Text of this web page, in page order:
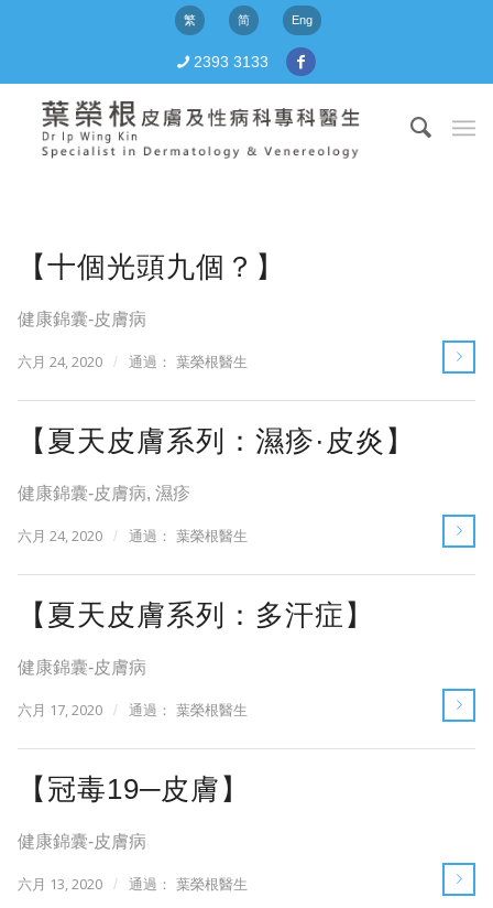
繁 简 Eng
2393 3133
【十個光頭九個？】
健康錦囊-皮膚病
六月 24, 2020 / 通過： 葉榮根醫生
【夏天皮膚系列：濕疹·皮炎】
健康錦囊-皮膚病, 濕疹
六月 24, 2020 / 通過： 葉榮根醫生
【夏天皮膚系列：多汗症】
健康錦囊-皮膚病
六月 17, 2020 / 通過： 葉榮根醫生
【冠毒19─皮膚】
健康錦囊-皮膚病
六月 13, 2020 / 通過： 葉榮根醫生